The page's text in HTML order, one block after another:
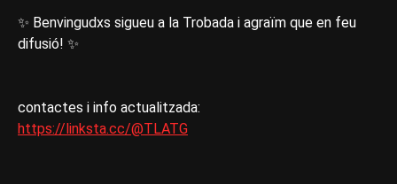
✨ Benvingudxs sigueu a la Trobada i agraïm que en feu
difusió! ✨
contactes i info actualitzada:
https://linksta.cc/@TLATG